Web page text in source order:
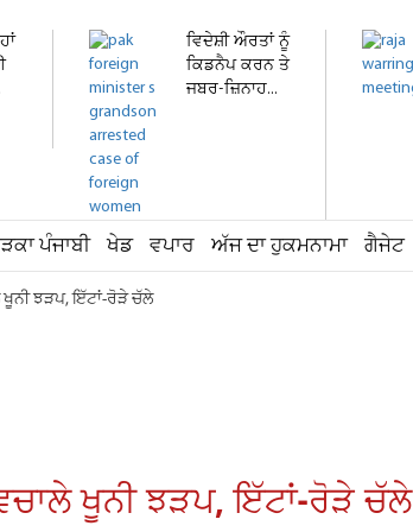
ਵਿਦੇਸ਼ੀ ਔਰਤਾਂ ਨੂੰ
ਕਿਡਨੈਪ ਕਰਨ ਤੇ
ਜਬਰ-ਜ਼ਿਨਾਹ...
ਪੰਜਾਬੀ ਖੇਡ ਵਪਾਰ ਅੱਜ ਦਾ ਹੁਕਮਨਾਮਾ ਗੈਜੇਟ
ਖੂਨੀ ਝੜਪ, ਇੱਟਾਂ-ਰੋੜੇ ਚੱਲੇ
ਖੂਨੀ ਝੜਪ, ਇੱਟਾਂ-ਰੋੜੇ ਚੱਲੇ